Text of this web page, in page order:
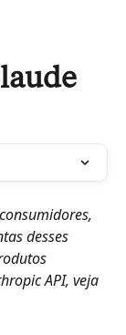
desses
API, veja